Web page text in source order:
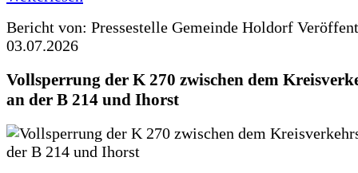
Bericht von: Pressestelle Gemeinde Holdorf
03.07.2026
Vollsperrung der K 270 zwischen dem
an der B 214 und Ihorst